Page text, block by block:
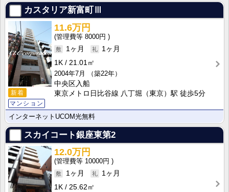
カスタリア新富町Ⅲ
新着
マンション
11.6万円
8000円
1ヶ月
1ヶ月
1K
21.01㎡
2004年7月
（築22年）
中央区入船
東京メトロ日比谷線 八丁堀（東京）駅 徒歩5分
インターネットUCOM光無料
スカイコート銀座東第2
12.0万円
10000円
1ヶ月
1ヶ月
1K
25.62㎡